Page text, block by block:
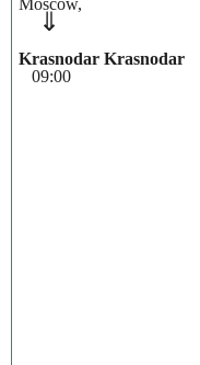
Moscow,
⇓
Krasnodar Krasnodar
09:00